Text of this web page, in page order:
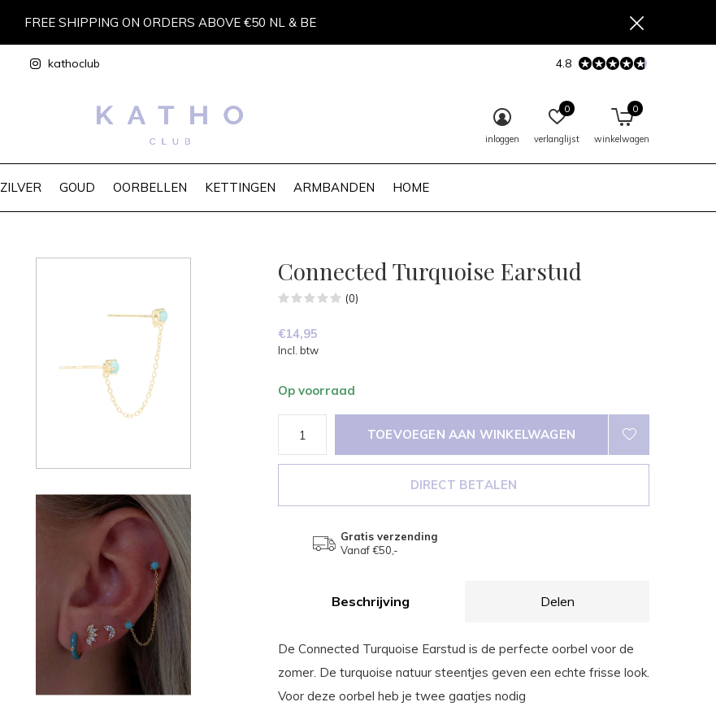
ZILVER GOUD OORBELLEN KETTINGEN ARMBANDEN HOME
inloggen verlanglijst
0
winkelwagen
0
kathoclub 4.8
FREE SHIPPING ON ORDERS ABOVE €50 NL & BE
Connected Turquoise Earstud
(0)
€14,95
Incl. btw
Op voorraad
TOEVOEGEN AAN WINKELWAGEN
DIRECT BETALEN
Gratis verzending
Vanaf €50,-
Beschrijving Delen
De Connected Turquoise Earstud is de perfecte oorbel voor de
zomer. De turquoise natuur steentjes geven een echte frisse look.
Voor deze oorbel heb je twee gaatjes nodig